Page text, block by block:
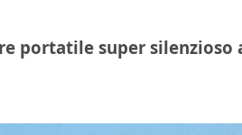
portatile super silenzioso